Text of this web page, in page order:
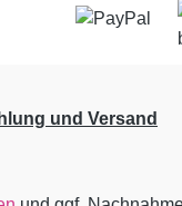
und Versand